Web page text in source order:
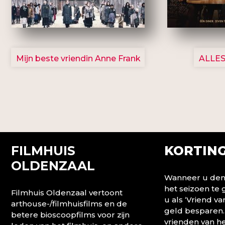
2757
Mijn beste vriendin Anne Frank
FILMHUIS
OLDENZAAL
Filmhuis Oldenzaal vertoont
arthouse-/filmhuisfilms en de
betere bioscoopfilms voor zijn
Wanneer u
het seizoen te
u als ‘Vriend
geld besparen.
vrienden van